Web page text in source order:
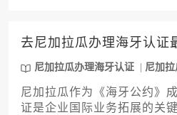
导，规避合规风险，提升文
活动在尼加拉瓜及海牙成员
去尼加拉瓜办理海牙认证
尼加拉瓜办理海牙认证 尼加
尼加拉瓜作为《海牙公约》
证是企业国际业务拓展的关